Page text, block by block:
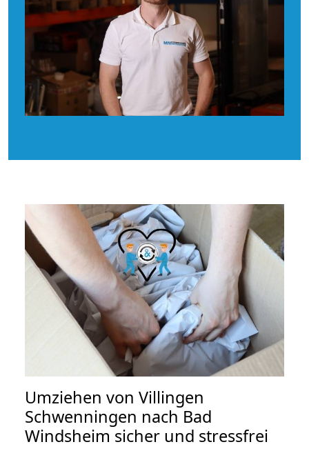
Umziehen von Villingen
Schwenningen nach Bad
Windsheim sicher und stressfrei